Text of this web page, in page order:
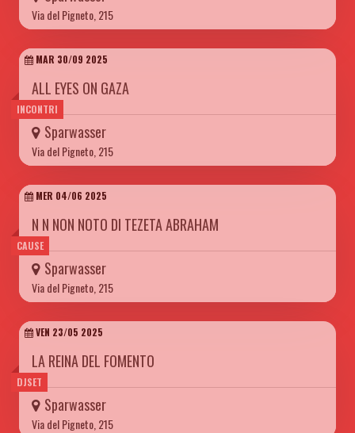
Via del Pigneto, 215
INCONTRI
MAR 30/09 2025
ALL EYES ON GAZA
Sparwasser
Via del Pigneto, 215
CAUSE
MER 04/06 2025
N N NON NOTO DI TEZETA ABRAHAM
Sparwasser
Via del Pigneto, 215
DJSET
VEN 23/05 2025
LA REINA DEL FOMENTO
Sparwasser
Via del Pigneto, 215